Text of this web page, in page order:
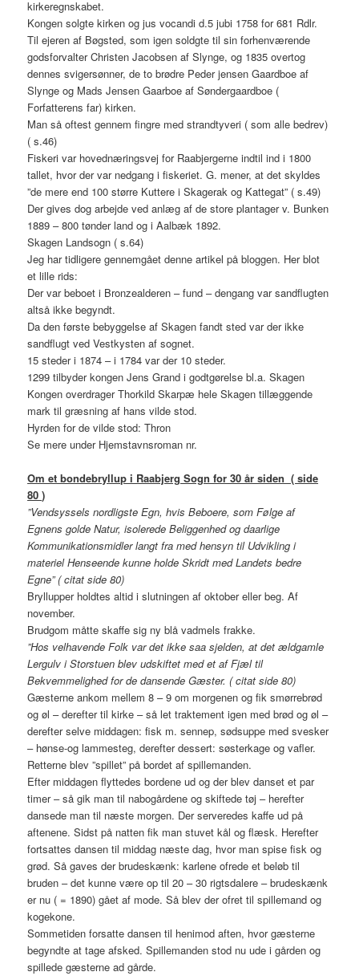
kirkeregnskabet.
Kongen solgte kirken og jus vocandi d.5 jubi 1758 for 681 Rdlr.
Til ejeren af Bøgsted, som igen soldgte til sin forhenværende
godsforvalter Christen Jacobsen af Slynge, og 1835 overtog
dennes svigersønner, de to brødre Peder jensen Gaardboe af
Slynge og Mads Jensen Gaarboe af Søndergaardboe (
Forfatterens far) kirken.
Man så oftest gennem fingre med strandtyveri ( som alle bedrev)
( s.46)
Fiskeri var hovednæringsvej for Raabjergerne indtil ind i 1800
tallet, hvor der var nedgang i fiskeriet. G. mener, at det skyldes
”de mere end 100 større Kuttere i Skagerak og Kattegat” ( s.49)
Der gives dog arbejde ved anlæg af de store plantager v. Bunken
1889 – 800 tønder land og i Aalbæk 1892.
Skagen Landsogn ( s.64)
Jeg har tidligere gennemgået denne artikel på bloggen. Her blot
et lille rids:
Der var beboet i Bronzealderen – fund – dengang var sandflugten
altså ikke begyndt.
Da den første bebyggelse af Skagen fandt sted var der ikke
sandflugt ved Vestkysten af sognet.
15 steder i 1874 – i 1784 var der 10 steder.
1299 tilbyder kongen Jens Grand i godtgørelse bl.a. Skagen
Kongen overdrager Thorkild Skarpæ hele Skagen tillæggende
mark til græsning af hans vilde stod.
Hyrden for de vilde stod: Thron
Se mere under Hjemstavnsroman nr.
Om et bondebryllup i Raabjerg Sogn for 30 år siden ( side
80)
”Vendsyssels nordligste Egn, hvis Beboere, som Følge af
Egnens golde Natur, isolerede Beliggenhed og daarlige
Kommunikationsmidler langt fra med hensyn til Udvikling i
materiel Henseende kunne holde Skridt med Landets bedre
Egne” ( citat side 80)
Bryllupper holdtes altid i slutningen af oktober eller beg. Af
november.
Brudgom måtte skaffe sig ny blå vadmels frakke.
”Hos velhavende Folk var det ikke saa sjelden, at det ældgamle
Lergulv i Storstuen blev udskiftet med et af Fjæl til
Bekvemmelighed for de dansende Gæster. ( citat side 80)
Gæsterne ankom mellem 8 – 9 om morgenen og fik smørrebrød
og øl – derefter til kirke – så let traktement igen med brød og øl –
derefter selve middagen: fisk m. sennep, sødsuppe med svesker
– hønse-og lammesteg, derefter dessert: søsterkage og vafler.
Retterne blev ”spillet” på bordet af spillemanden.
Efter middagen flyttedes bordene ud og der blev danset et par
timer – så gik man til nabogårdene og skiftede tøj – herefter
dansede man til næste morgen. Der serveredes kaffe ud på
aftenene. Sidst på natten fik man stuvet kål og flæsk. Herefter
fortsattes dansen til middag næste dag, hvor man spise fisk og
grød. Så gaves der brudeskænk: karlene ofrede et beløb til
bruden – det kunne være op til 20 – 30 rigtsdalere – brudeskænk
er nu ( = 1890) gået af mode. Så blev der ofret til spillemand og
kogekone.
Sommetiden forsatte dansen til henimod aften, hvor gæsterne
begyndte at tage afsked. Spillemanden stod nu ude i gården og
spillede gæsterne ad gårde.